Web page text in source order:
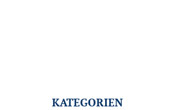
KATEGORIEN